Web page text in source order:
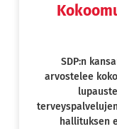
SDP:n
arvostelee
hallituksen